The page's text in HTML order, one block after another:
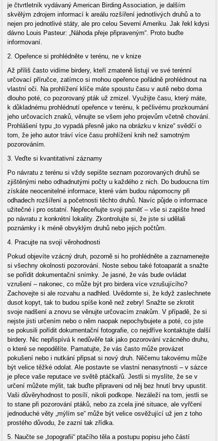
je čtvrtletník vydávaný American Birding Association, je dalším
skvělým zdrojem informací k areálu rozšíření jednotlivých druhů a to
nejen pro jednotlivé státy, ale pro celou Severní Ameriku. Jak řekl kdysi
dávno Louis Pasteur: „Náhoda přeje připraveným“. Proto buďte
informovaní.
2. Opeřence si prohlédněte v terénu, ne v knize
Až příliš často vidíme birdery, kteří zmateně listují ve své terénní
určovací příručce, zatímco si mohou opeřence pořádně prohlédnout na
vlastní oči. Na prohlížení klíče máte spoustu času v autě nebo doma
dlouho poté, co pozorovaný pták už zmizel. Využijte času, který máte,
k důkladnému prohlédnutí opeřence v terénu, k pečlivému prozkoumání
jeho určovacích znaků, věnujte se všem jeho projevům včetně chování.
Prohlášení typu „to vypadá přesně jako na obrázku v knize“ svědčí o
tom, že jeho autor tráví více času prohlížení knih než samotným
pozorováním.
3. Veďte si kvantitativní záznamy
Po návratu z terénu si vždy sepište seznam pozorovaných druhů se
zjištěnými nebo odhadnutými počty u každého z nich. Do budoucna tím
získáte neocenitelné informace, které vám budou nápomocny při
odhadech rozšíření a početnosti těchto druhů. Navíc půjde o informace
užitečné i pro ostatní. Nepřeceňujte svoji paměť – vše si zapište hned
po návratu z konkrétní lokality. Zkontrolujte si, že jste si udělali
poznámky i k méně obvyklým druhů nebo jejich počtům.
4. Pracujte na svojí věrohodnosti
Pokud objevíte vzácný druh, pozorně si ho prohlédněte a zaznamenejte
si všechny okolnosti pozorování. Noste sebou také fotoaparát a snažte
se pořídit dokumentační snímky. Je jasné, že vás bude ovládat
vzrušení – nakonec, co může být pro birdera více vzrušujícího?
Zachovejte si ale rozvahu a nadhled. Uvědomte si, že když zaslechnete
dusot kopyt, tak to budou spíše koně než zebry! Snažte se zkrotit
svoje nadšení a znovu se věnujte určovacím znakům. V případě, že si
nejste jisti určením nebo o něm naopak nepochybujete a poté, co jste
se pokusili pořídit dokumentační fotografie, co nejdříve kontaktujte další
birdery. Nic nepřispívá k nedůvěře tak jako pozorování vzácného druhu,
o které se nepodělíte. Pamatujte, že vás často může provázet
pokušení nebo i nutkání připsat si nový druh. Něčemu takovému může
být velice těžké odolat. Ale postavte se vlastní nenasytnosti – v sázce
je přece vaše reputace ve světě ptáčkařů. Jestli si myslíte, že se v
určení můžete mýlit, tak buďte připraveni od něj bez hnutí brvy upustit.
Vaši důvěryhodnost to posílí, nikoli podkope. Nezáleží na tom, jestli se
to stane při pozorování ptáků, nebo za zcela jiné situace, ale vyřčení
jednoduché věty „mýlím se“ může být velice osvěžující už jen z toho
prostého důvodu, že zazní tak zřídka.
5. Naučte se „topografii“ ptačího těla a postupu popisu jeho částí